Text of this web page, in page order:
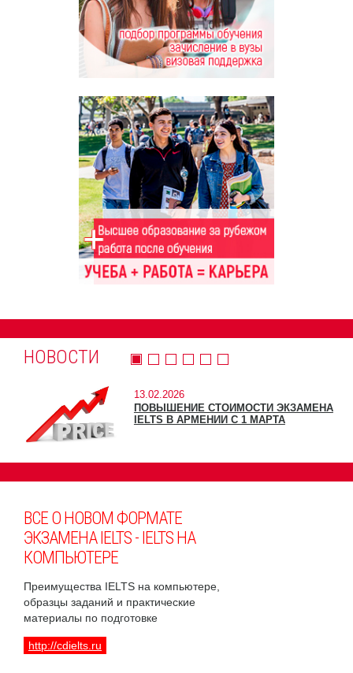
НОВОСТИ
13.02.2026
ПОВЫШЕНИЕ СТОИМОСТИ ЭКЗАМЕНА
IELTS В АРМЕНИИ С 1 МАРТА
ВСЕ О НОВОМ ФОРМАТЕ
ЭКЗАМЕНА IELTS - IELTS НА
КОМПЬЮТЕРЕ
Преимущества IELTS на компьютере,
образцы заданий и практические
материалы по подготовке
http://cdielts.ru